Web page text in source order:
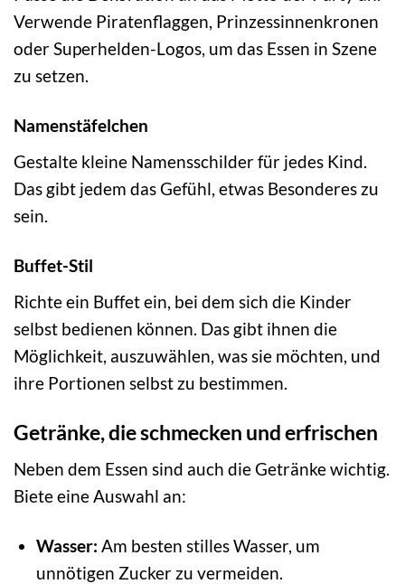
Verwende Piratenflaggen, Prinzessinnenkronen
oder Superhelden-Logos, um das Essen in Szene
zu setzen.
Namenstäfelchen
Gestalte kleine Namensschilder für jedes Kind.
Das gibt jedem das Gefühl, etwas Besonderes zu
sein.
Buffet-Stil
Richte ein Buffet ein, bei dem sich die Kinder
selbst bedienen können. Das gibt ihnen die
Möglichkeit, auszuwählen, was sie möchten, und
ihre Portionen selbst zu bestimmen.
Getränke, die schmecken und erfrischen
Neben dem Essen sind auch die Getränke wichtig.
Biete eine Auswahl an:
Wasser: Am besten stilles Wasser, um
unnötigen Zucker zu vermeiden.